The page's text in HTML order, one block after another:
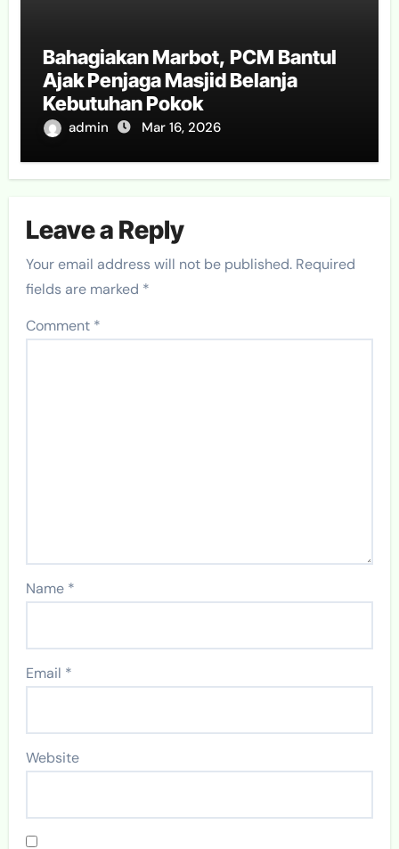
Bahagiakan Marbot, PCM Bantul
Ajak Penjaga Masjid Belanja
Kebutuhan Pokok
admin Mar 16, 2026
Leave a Reply
Your email address will not be published. Required
fields are marked *
Comment *
Name *
Email *
Website